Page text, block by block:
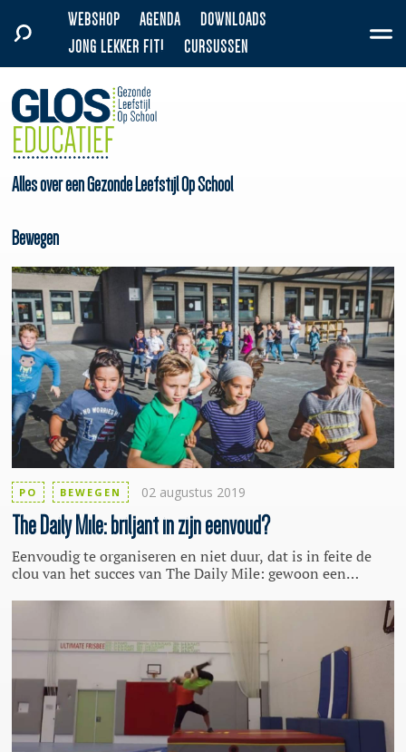
WEBSHOP AGENDA
DOWNLOADS
JONG LEKKER FIT!
CURSUSSEN
Alles over een Gezonde Leefstijl Op School
Bewegen
The Daily Mile: briljant in zijn eenvoud?
Eenvoudig te organiseren en niet duur, dat is in feite de
clou van het succes van The Daily Mile: gewoon een
honderden scholen zich binnen drie jaar verbonden aan
bijna 9.000 scholen mee. Simpel? Een tijdelijke hype?
Dankzij de tijdgeest, partijen die zich er vierkant achter
scharen en een goede marketing lijkt The Daily Mile
opeens geniaal bedacht en ongekende mogelijkheden te
hebben.
PO BEWEGEN 02 augustus 2019